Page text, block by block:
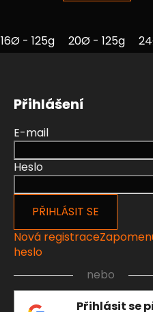
16Ø - 125g 20Ø - 125g
Přihlášení
E-mail
Heslo
PŘIHLÁSIT SE
Nová registrace
heslo
nebo
Přihlásit se